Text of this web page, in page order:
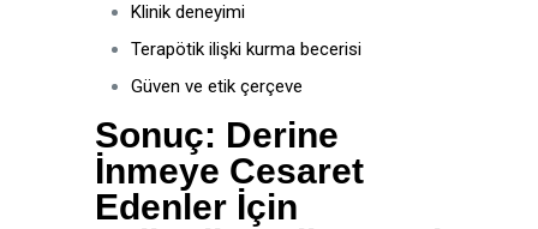
Klinik deneyimi
Terapötik ilişki kurma becerisi
Güven ve etik çerçeve
Sonuç: Derine
İnmeye Cesaret
Edenler İçin